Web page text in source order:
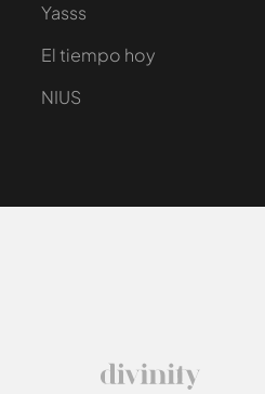
Yasss
El tiempo hoy
NIUS